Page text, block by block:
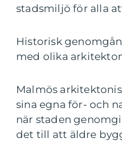
stadsmiljö för alla
Historisk
med olika
Malmös
sina egna för- och
när staden
det till att äldre